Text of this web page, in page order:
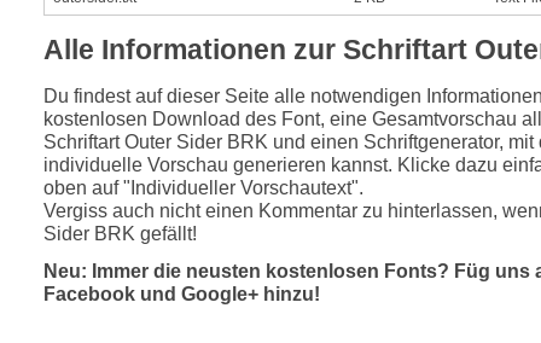
Alle Informationen zur Schriftart
Du findest auf dieser Seite alle notwendigen
kostenlosen Download des Font, eine Gesamtvorschau
Schriftart Outer Sider BRK und einen Schriftgenerator, mit
individuelle Vorschau generieren kannst. Klicke dazu
oben auf "Individueller Vorschautext".
Vergiss auch nicht einen Kommentar zu hinterlassen,
Sider BRK gefällt!
Neu: Immer die neusten kostenlosen Fonts? Füg uns
Facebook und Google+ hinzu!